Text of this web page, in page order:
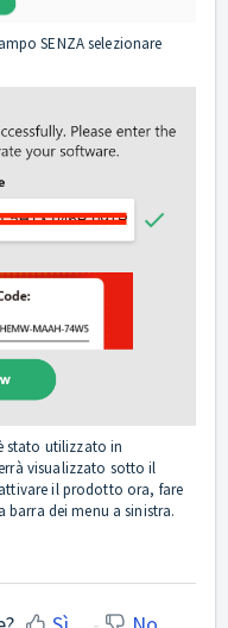
SENZA selezionare
stato utilizzato in
visualizzato sotto il
il prodotto ora, fare
barra dei menu a sinistra.